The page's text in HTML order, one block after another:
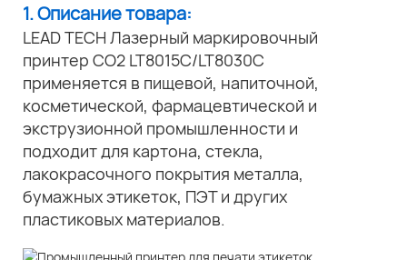
1. Описание товара:
LEAD TECH Лазерный маркировочный
принтер CO2 LT8015C/LT8030C
применяется в пищевой, напиточной,
косметической, фармацевтической и
экструзионной промышленности и
подходит для картона, стекла,
лакокрасочного покрытия металла,
бумажных этикеток, ПЭТ и других
пластиковых материалов.